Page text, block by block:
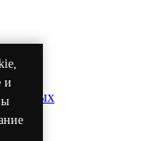
и
данных